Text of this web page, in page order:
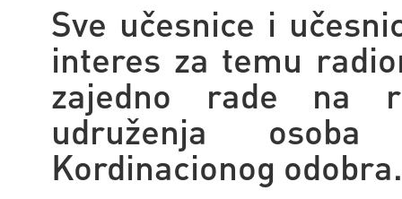
Sve učesnice i
interes za temu
zajedno rade na
udruženja
Kordinacionog odobra.